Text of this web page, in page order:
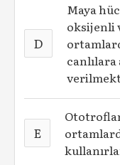
D
Maya
oksijenli
canlılara
E